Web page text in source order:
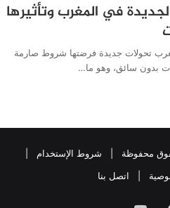
في المغرب وتأثيرها
تحولات جديدة فرضتها شروط صارمة
بدون سائق، وهو ما…
شروط الإستخدام
اتصل بنا